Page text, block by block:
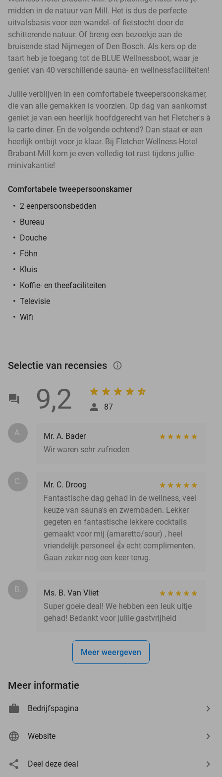
midden in de natuur van Mill. Het is dus de perfecte
uitvalsbasis voor een wandel- of fietstocht door de
schitterende natuur. Of breng een bezoekje aan de
bruisende stad Nijmegen of Den Bosch. Als kers op de
taart heb je toegang tot de BLUE Wellnessboot, waar je
geniet van 40 verschillende sauna- en wellnessfaciliteiten!
Jullie verblijven in een comfortabele tweepersoonskamer,
die van alle gemakken is voorzien. Op dag van aankomst
geniet je van een heerlijk hoofdgerecht van het Fletcher's à
la carte diner. En de volgende ochtend? Dan staat er een
heerlijk ontbijt voor je klaar. Bij Fletcher Wellness-Hotel
Brabant-Mill kom je even volledig tot rust tijdens jullie
minivakantie!
Comfortabele tweepersoonskamer
2 eenpersoonsbedden
Bureau
Douche
Föhn
Kluis
Koffie- en theefaciliteiten
Televisie
Wifi
Selectie van recensies info_outlined
9,2 87
A.
Mr. A. Bader
Wir waren sehr zufrieden
C.
Mr. C. Droog
Fantastische dag gehad in de wellness, veel
keuze van sauna's en zwembaden. Lekker
gegeten en fantastische lekkere cocktails
gemaakt voor mij (amaretto/sour) , heel
vriendelijk personeel 👍 echt complimenten.
Gaan zeker nog een keer terug.
B.
Ms. B. Van Vliet
Super goeie deal! We hebben een leuk uitje
gehad! Bedankt voor jullie gastvrijheid
Meer weergeven
Meer informatie
Bedrijfspagina
Website
Deel deze deal